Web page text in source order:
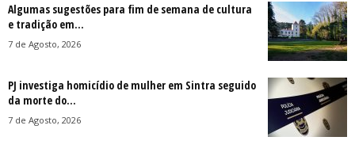
Algumas sugestões para fim de semana de cultura
e tradição em...
7 de Agosto, 2026
PJ investiga homicídio de mulher em Sintra seguido
da morte do...
7 de Agosto, 2026